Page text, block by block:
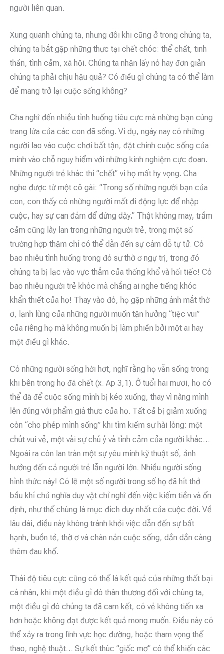
người liên quan.
Xung quanh chúng ta, nhưng đôi khi cũng ở trong chúng ta,
chúng ta bắt gặp những thực tại chết chóc: thể chất, tinh
thần, tình cảm, xã hội. Chúng ta nhận lấy nó hay đơn giản
chúng ta phải chịu hậu quả? Có điều gì chúng ta có thể làm
để mang trở lại cuộc sống không?
Cha nghĩ đến nhiều tình huống tiêu cực mà những bạn cùng
trang lứa của các con đã sống. Ví dụ, ngày nay có những
người lao vào cuộc chơi bất tận, đặt chính cuộc sống của
mình vào chỗ nguy hiểm với những kinh nghiệm cực đoan.
Những người trẻ khác thì “chết” vì họ mất hy vọng. Cha
nghe được từ một cô gái: “Trong số những người bạn của
con, con thấy có những người mất đi động lực để nhập
cuộc, hay sự can đảm để đứng dậy.” Thật không may, trầm
cảm cũng lây lan trong những người trẻ, trong một số
trường hợp thậm chí có thể dẫn đến sự cám dỗ tự tử. Có
bao nhiêu tình huống trong đó sự thờ ơ ngự trị, trong đó
chúng ta bị lạc vào vực thẳm của thống khổ và hối tiếc! Có
bao nhiêu người trẻ khóc mà chẳng ai nghe tiếng khóc
khẩn thiết của họ! Thay vào đó, họ gặp những ánh mắt thờ
ơ, lạnh lùng của những người muốn tận hưởng “tiệc vui”
của riêng họ mà không muốn bị làm phiền bởi một ai hay
một điều gì khác.
Có những người sống hời hợt, nghĩ rằng họ vẫn sống trong
khi bên trong họ đã chết (x. Ap 3,1). Ở tuổi hai mươi, họ có
thể đã để cuộc sống mình bị kéo xuống, thay vì nâng mình
lên đúng với phẩm giá thực của họ. Tất cả bị giảm xuống
còn “cho phép mình sống” khi tìm kiếm sự hài lòng: một
chút vui vẻ, một vài sự chú ý và tình cảm của người khác…
Ngoài ra còn lan tràn một sự yêu mình kỹ thuật số, ảnh
hưởng đến cả người trẻ lẫn người lớn. Nhiều người sống
hình thức này! Có lẽ một số người trong số họ đã hít thở
bầu khí chủ nghĩa duy vật chỉ nghĩ đến việc kiếm tiền và ổn
định, như thể chúng là mục đích duy nhất của cuộc đời. Về
lâu dài, điều này không tránh khỏi việc dẫn đến sự bất
hạnh, buồn tẻ, thờ ơ và chán nản cuộc sống, dần dần càng
thêm đau khổ.
Thái độ tiêu cực cũng có thể là kết quả của những thất bại
cá nhân, khi một điều gì đó thân thương đối với chúng ta,
một điều gì đó chúng ta đã cam kết, có vẻ không tiến xa
hơn hoặc không đạt được kết quả mong muốn. Điều này có
thể xảy ra trong lĩnh vực học đường, hoặc tham vọng thể
thao, nghệ thuật… Sự kết thúc “giấc mơ” có thể khiến các